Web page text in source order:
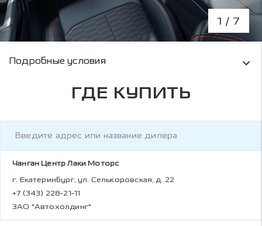
1 / 7
Условия кредитования и информация о
Подробные условия
ГДЕ КУПИТЬ
Чанган Центр Лаки Моторс
г. Екатеринбург, ул. Селькоровская, д. 22
+7 (343) 228-21-11
ЗАО "Автохолдинг"